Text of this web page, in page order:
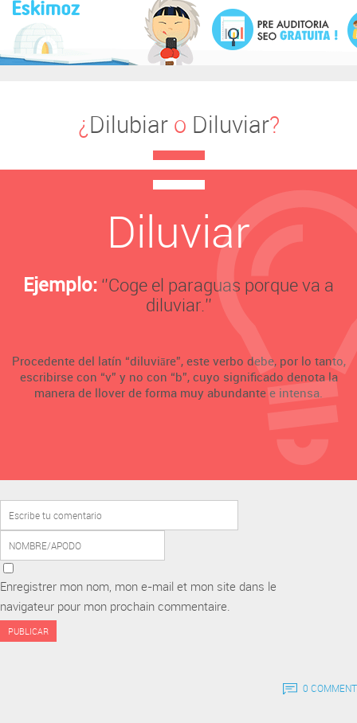
¿ Dilubiaro Diluviar?
Diluviar
Ejemplo: ‘’Coge el paraguas porque va a
diluviar.’’
Procedente del latín “diluviāre”, este verbo debe, por lo tanto,
escribirse con “v” y no con “b”, cuyo significado denota la
manera de llover de forma muy abundante e intensa.
Enregistrer mon nom, mon e-mail et mon site dans le
navigateur pour mon prochain commentaire.
0 COMMENT